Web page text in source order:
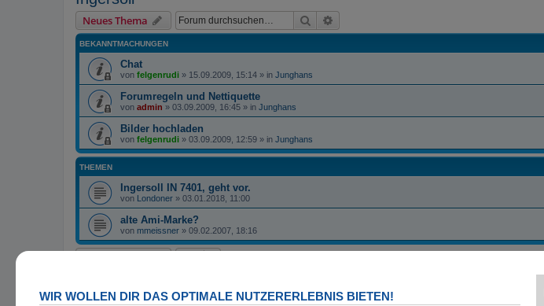
Neues Thema Suche
BEKANNTMACHUNGEN
Chat
von felgenrudi » 15.09.2009, 15:14 » in Junghans
Forumregeln und Nettiquette
von admin » 03.09.2009, 16:45 » in Junghans
Bilder hochladen
von felgenrudi » 03.09.2009, 12:59 » in Junghans
THEMEN
Ingersoll IN 7401, geht vor.
von Londoner » 03.01.2018, 11:00
alte Ami-Marke?
von mmeissner » 09.02.2007, 18:16
WIR WOLLEN DIR DAS OPTIMALE NUTZERERLEBNIS BIETEN!